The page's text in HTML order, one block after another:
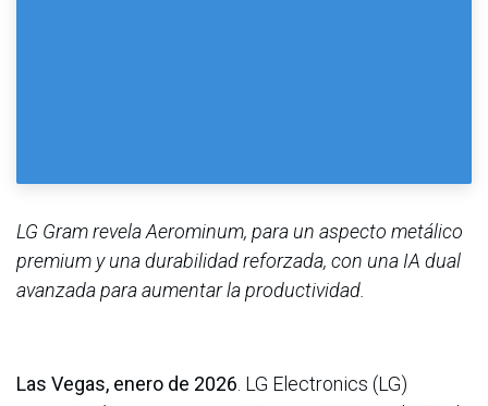
LG Gram revela Aerominum, para un aspecto metálico
premium y una durabilidad reforzada, con una IA dual
avanzada para aumentar la productividad.
Las Vegas, enero de 2026. LG Electronics (LG)